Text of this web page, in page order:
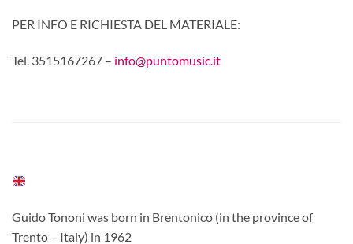
PER INFO E RICHIESTA DEL MATERIALE:
Tel. 3515167267 – info@puntomusic.it
Guido Tononi was born in Brentonico (in the province of
Trento – Italy) in 1962